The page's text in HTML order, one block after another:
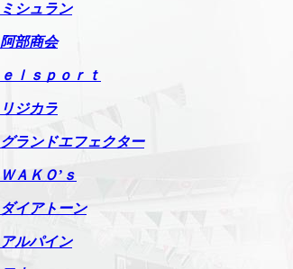
ミシュラン
阿部商会
ｅｌｓｐｏｒｔ
リジカラ
グランドエフェクター
ＷＡＫＯ’ｓ
ダイアトーン
アルパイン